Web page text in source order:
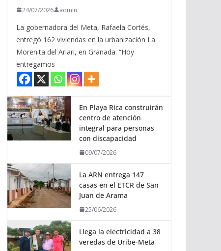
24/07/2026 admin
La gobernadora del Meta, Rafaela Cortés,
entregó 162 viviendas en la urbanización La
Morenita del Ariari, en Granada. “Hoy
entregamos
En Playa Rica construirán
centro de atención
integral para personas
con discapacidad
09/07/2026
La ARN entrega 147
casas en el ETCR de San
Juan de Arama
25/06/2026
Llega la electricidad a 38
veredas de Uribe-Meta